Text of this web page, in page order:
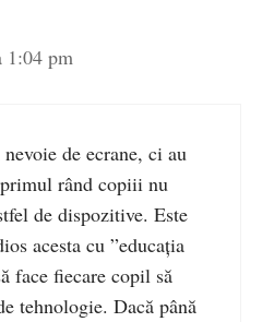
1:04 pm
de ecrane, ci au
rând copiii nu
de dispozitive. Este
acesta cu ”educația
face fiecare copil să
tehnologie. Dacă până